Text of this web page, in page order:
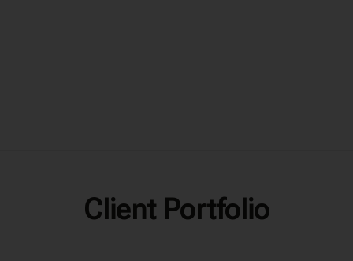
Client Portfolio